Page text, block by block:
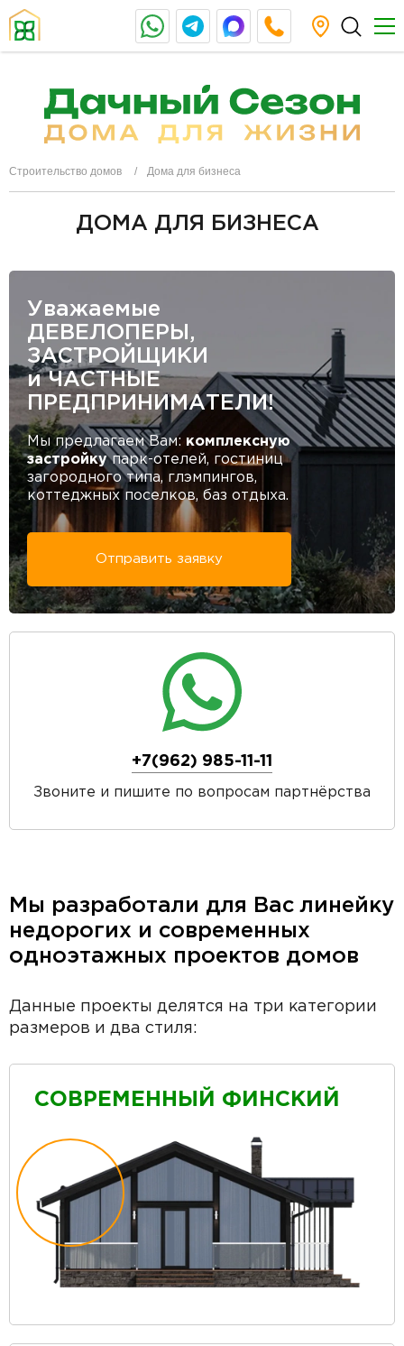
Строительство домов Дома для бизнеса
ДОМА ДЛЯ БИЗНЕСА
Уважаемые
ДЕВЕЛОПЕРЫ,
ЗАСТРОЙЩИКИ
и ЧАСТНЫЕ
ПРЕДПРИНИМАТЕЛИ!
Мы предлагаем Вам: комплексную
застройкупарк-отелей, гостиниц
загородного типа, глэмпингов,
коттеджных поселков, баз отдыха.
Отправить заявку
+7(962) 985-11-11
Звоните и пишите по вопросам партнёрства
Мы разработали для Вас линейку
недорогих и современных
одноэтажных проектов домов
Данные проекты делятся на три категории
размеров и два стиля:
СОВРЕМЕННЫЙ ФИНСКИЙ